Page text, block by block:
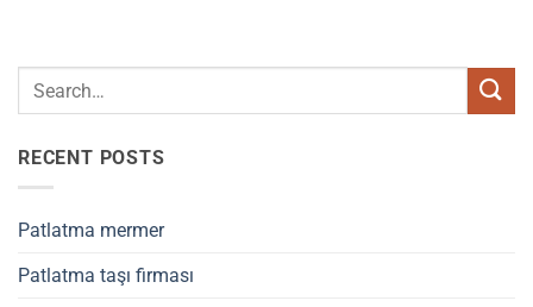
RECENT POSTS
Patlatma mermer
Patlatma taşı firması